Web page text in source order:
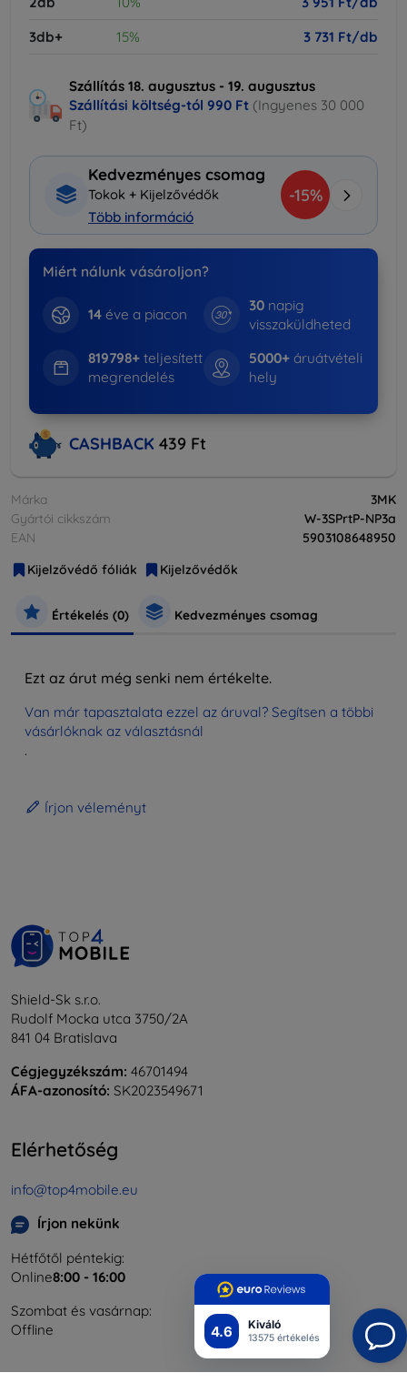
4.6 Kiváló
13575 értékelés
3db+
15% 3 731 Ft/db
Szállítás 18. augusztus - 19. augusztus
Szállítási költség-tól 990 Ft (Ingyenes 30 000
Ft)
Kedvezményes csomag
Tokok + Kijelzővédők
Több információ
-15%
Miért nálunk vásároljon?
14éve a piacon
30 napig
visszaküldheted
819798+teljesített
megrendelés
5000+ áruátvételi
hely
CASHBACK 439 Ft
Márka
3MK
Gyártói cikkszám
W-3SPrtP-NP3a
EAN
5903108648950
Kijelzővédő fóliák
Kijelzővédők
Értékelés (0) Kedvezményes csomag
Ezt az árut még senki nem értékelte.
Van már tapasztalata ezzel az áruval? Segítsen a többi
vásárlóknak az választásnál
.
Írjon véleményt
Shield-Sk s.r.o.
Rudolf Mocka utca 3750/2A
841 04 Bratislava
Cégjegyzékszám: 46701494
ÁFA-azonosító: SK2023549671
Elérhetőség
info@top4mobile.eu
Írjon nekünk
Hétfőtől péntekig:
Online8:00 - 16:00
Szombat és vasárnap:
Offline